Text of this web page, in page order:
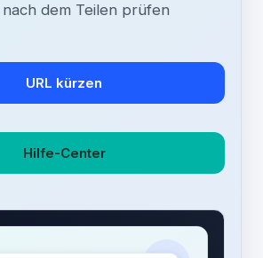
dem Teilen prüfen
URL kürzen
Hilfe-Center